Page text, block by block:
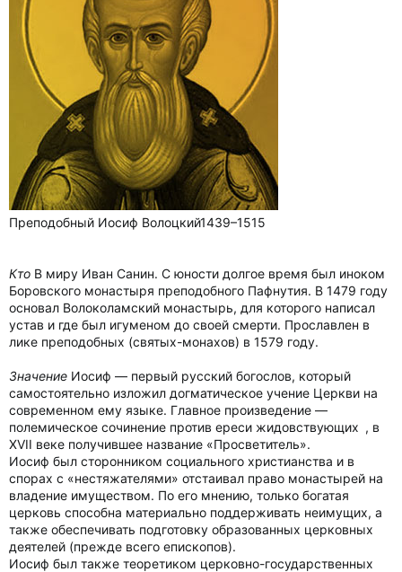
Преподобный Иосиф Волоцкий1439–1515
Кто В миру Иван Санин. С юности долгое время был иноком
Боровского монастыря преподобного Пафнутия. В 1479 году
основал Волоколамский монастырь, для которого написал
устав и где был игуменом до своей смерти. Прославлен в
лике преподобных (святых-монахов) в 1579 году.
Значение Иосиф — первый русский богослов, который
самостоятельно изложил догматическое учение Церкви на
современном ему языке. Главное произведение —
полемическое сочинение против ереси жидовствующих , в
XVII веке получившее название «Просветитель».
Иосиф был сторонником социального христианства и в
спорах с «нестяжателями» отстаивал право монастырей на
владение имуществом. По его мнению, только богатая
церковь способна материально поддерживать неимущих, а
также обеспечивать подготовку образованных церковных
деятелей (прежде всего епископов).
Иосиф был также теоретиком церковно-государственных